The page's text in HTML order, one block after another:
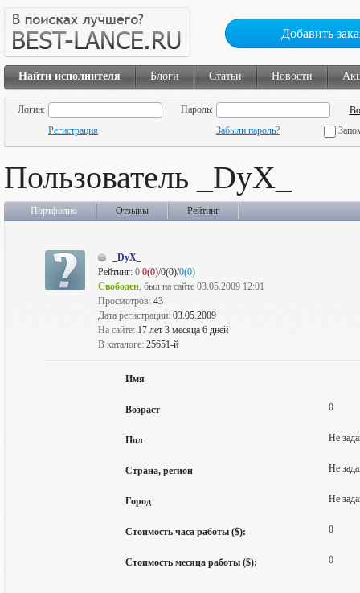
Добавить
Найти исполнителя Блоги Статьи Новости
Логин:
Пароль:
Регистрация
Забыли пароль?
Пользователь _DyX_
Портфолио Отзывы Рейтинг
_DyX_
Рейтинг: 0 0(0)/0(0)/0(0)
Свободен, был на сайте 03.05.2009 12:01
Просмотров: 43
Дата регистрации: 03.05.2009
На сайте: 17 лет 3 месяца 6 дней
В каталоге: 25651-й
Имя
Возраст 0
Пол Не
Страна, регион Не
Город Не
Стоимость часа работы ($): 0
Стоимость месяца работы ($): 0